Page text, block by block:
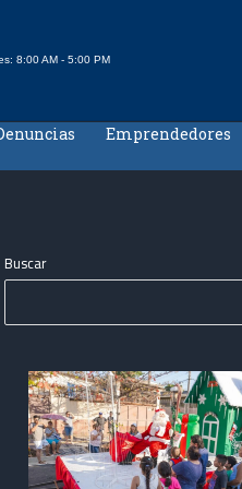
8:00 AM - 5:00 PM
Emprendedores
Buscar